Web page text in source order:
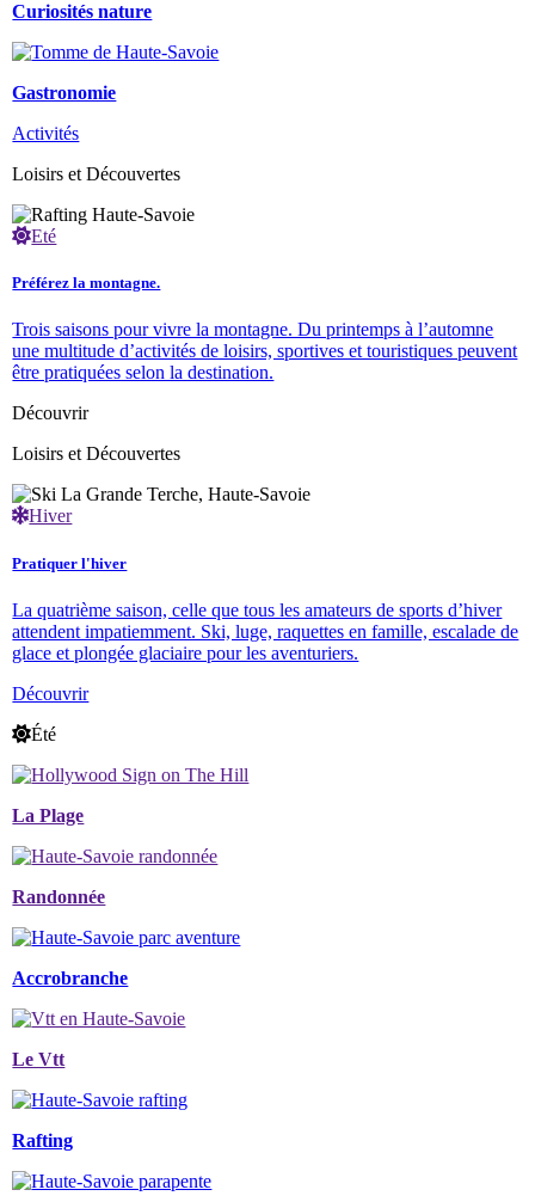
Curiosités nature
Gastronomie
Activités
Loisirs et Découvertes
Eté
Préférez la montagne.
Trois saisons pour vivre la montagne. Du printemps à l’automne
une multitude d’activités de loisirs, sportives et touristiques peuvent
être pratiquées selon la destination.
Découvrir
Loisirs et Découvertes
Hiver
Pratiquer l'hiver
La quatrième saison, celle que tous les amateurs de sports d’hiver
attendent impatiemment. Ski, luge, raquettes en famille, escalade de
glace et plongée glaciaire pour les aventuriers.
Découvrir
Été
La Plage
Randonnée
Accrobranche
Le Vtt
Rafting